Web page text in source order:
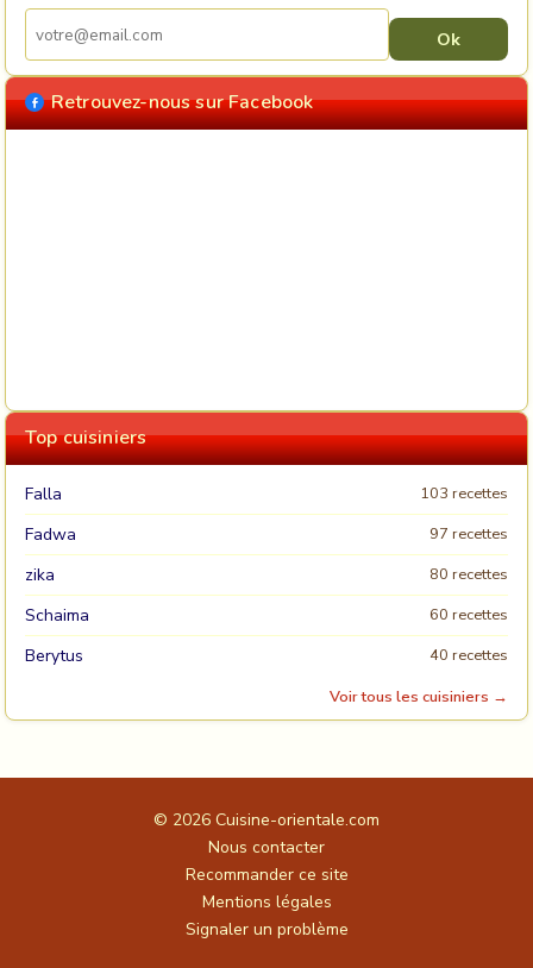
Retrouvez-nous sur Facebook
Top cuisiniers
Falla 103 recettes
Fadwa 97 recettes
zika 80 recettes
Schaima 60 recettes
Berytus
40 recettes
Voir tous les cuisiniers →
© 2026 Cuisine-orientale.com
Nous contacter
Recommander ce site
Mentions légales
Signaler un problème